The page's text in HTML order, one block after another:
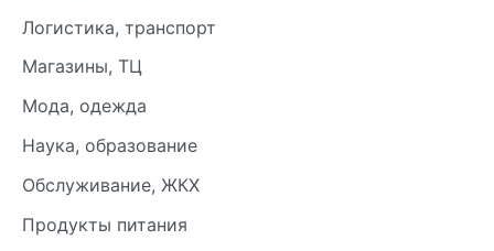
Логистика, транспорт
Магазины, ТЦ
Мода, одежда
Наука, образование
Обслуживание, ЖКХ
Продукты питания